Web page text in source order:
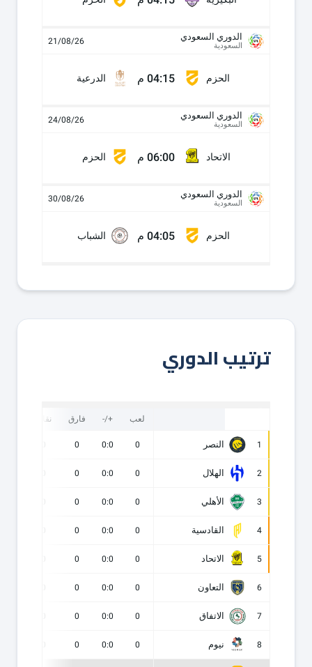
الدوري السعودي
السعودية 21/08/26
الحزم 04:15 م الدرعية
الدوري السعودي
السعودية 24/08/26
الاتحاد 06:00 م الحزم
الدوري السعودي
السعودية 30/08/26
الحزم 04:05 م الشباب
ترتيب الدوري
لعب +/- فارق نقاط
1 النصر 0
0:0
0
2 الهلال 0
0:0
0
3 الأهلي 0
0:0
0
4 القادسية 0
0:0
0
5 الاتحاد 0
0:0
0
6 التعاون 0
0:0
0
7 الاتفاق 0
0:0
0
8 نيوم 0
0:0
0